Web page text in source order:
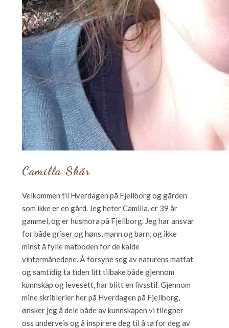
Camilla Skår
Velkommen til Hverdagen på Fjellborg og gården
som ikke er en gård. Jeg heter Camilla, er 39 år
gammel, og er husmora på Fjellborg. Jeg har ansvar
for både griser og høns, mann og barn, og ikke
minst å fylle matboden for de kalde
vintermånedene. Å forsyne seg av naturens matfat
og samtidig ta tiden litt tilbake både gjennom
kunnskap og levesett, har blitt en livsstil. Gjennom
mine skriblerier her på Hverdagen på Fjellborg,
ønsker jeg å dele både av kunnskapen vi tilegner
oss underveis og å inspirere deg til å ta for deg av